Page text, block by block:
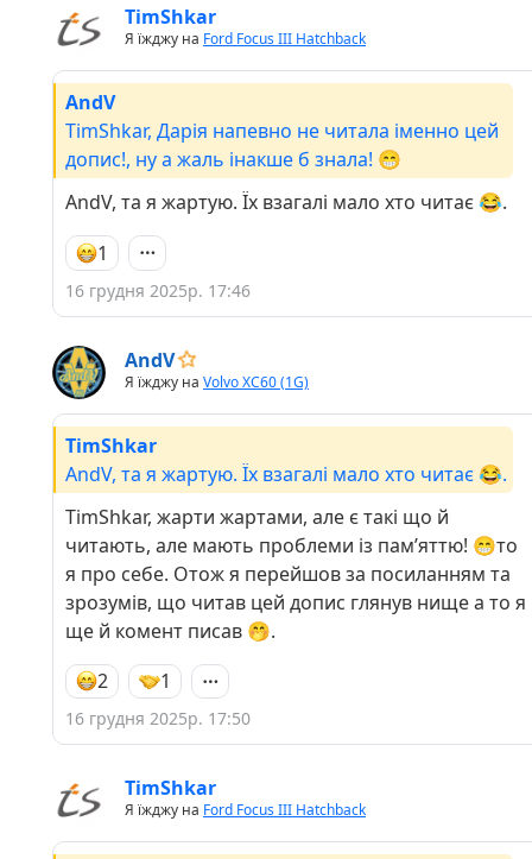
TimShkar
Я їжджу на Ford Focus III Hatchback
AndV
TimShkar, Дарія напевно не читала іменно цей
допис!, ну а жаль інакше б знала! 😁
AndV, та я жартую. Їх взагалі мало хто читає 😂.
1
16 грудня 2025р. 17:46
AndV
Я їжджу на Volvo XC60 (1G)
TimShkar
AndV, та я жартую. Їх взагалі мало хто читає 😂.
TimShkar, жарти жартами, але є такі що й
читають, але мають проблеми із памʼяттю! 😁то
я про себе. Отож я перейшов за посиланням та
зрозумів, що читав цей допис глянув нище а то я
ще й комент писав 🤭.
1
2
16 грудня 2025р. 17:50
TimShkar
Я їжджу на Ford Focus III Hatchback